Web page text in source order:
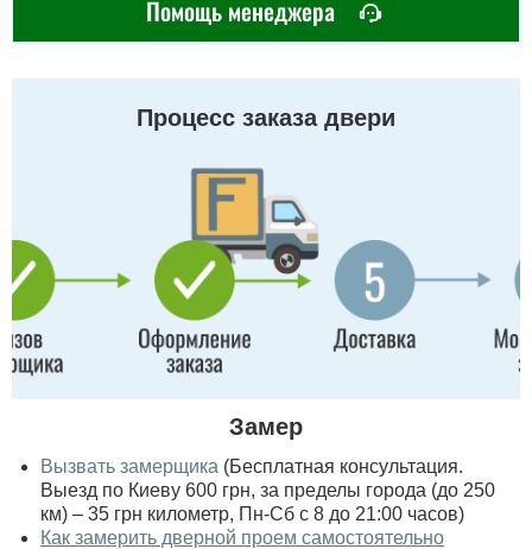
Помощь менеджера
Процесс заказа двери
Замер
Вызвать замерщика (Бесплатная консультация.
Выезд по Киеву 600 грн, за пределы города (до 250
км) – 35 грн километр, Пн-Сб с 8 до 21:00 часов)
Как замерить дверной проем самостоятельно